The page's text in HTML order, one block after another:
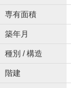
専有面積
築年月
種別 / 構造
階建